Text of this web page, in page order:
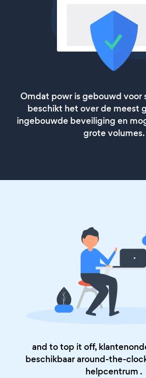
Omdat powr is gebouwd voor
beschikt het over de meest
ingebouwde beveiliging en
grote volumes.
and to top it off,
beschikbaar around-the-
helpcentrum .